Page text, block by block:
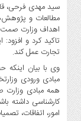
سید مهدی فرحی،
مطالعات و
اهداف وزارت صمت
تاکید کرد و
تجارت عمل کند.
وی با بیان
مبادی ورودی
همه مبادی
کارشناسی داشته
امور، اتفاقات،